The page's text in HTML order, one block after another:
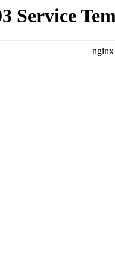
Service